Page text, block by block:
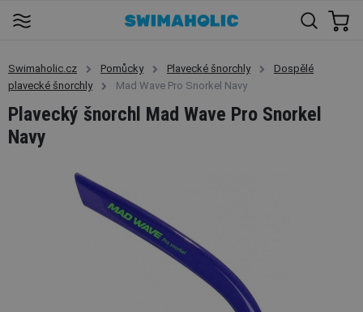
Swimaholic.cz Pomůcky Plavecké šnorchly
Dospělé
plavecké šnorchly
Mad Wave Pro Snorkel Navy
Plavecký šnorchl Mad Wave Pro Snorkel
Navy